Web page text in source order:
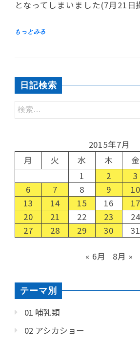
となってしまいました(7月21日
日記検索
2015年7月
月
火 水 木 金
1
2 3
6
7 8 9 10
13
14 15 16 17
20
21 22 23 24
27
28 29 30 31
« 6月 8月 »
テーマ別
01 哺乳類
02 アシカショー